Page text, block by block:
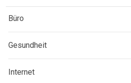
Büro
Gesundheit
Internet